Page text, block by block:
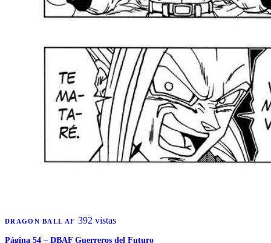
DRAGON BALL AF 392 vistas
Página 54 – DBAF Guerreros del Futuro